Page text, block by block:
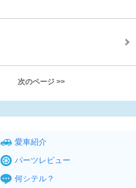
次のページ >>
愛車紹介
パーツレビュー
何シテル？